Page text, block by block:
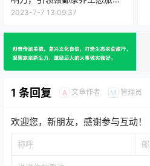
新潮流
2023-7-7 13:09:37
1 条回复 A 文章作者 M 管理员
欢迎您，新朋友，感谢参与互动！